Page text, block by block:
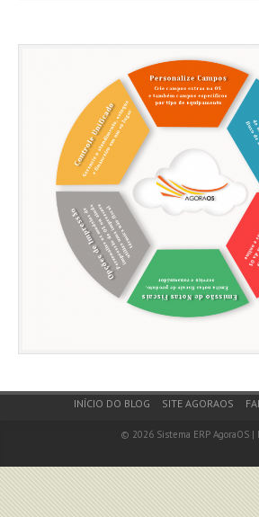
INÍCIO DO BLOG SITE AGORAOS
© 2026 Sistema ERP AgoraOS |